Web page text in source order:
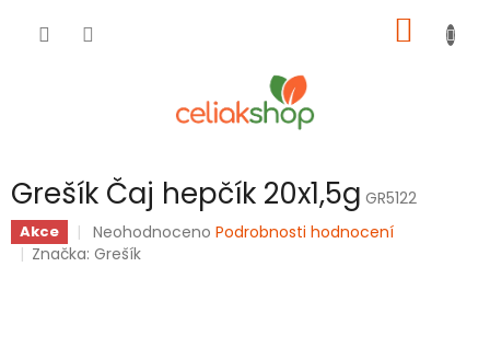
KOŠÍK
Grešík Čaj hepčík 20x1,5g GR5122
Akce
Průměrné
hodnocení
Neohodnoceno Podrobnosti hodnocení
Značka:Grešík